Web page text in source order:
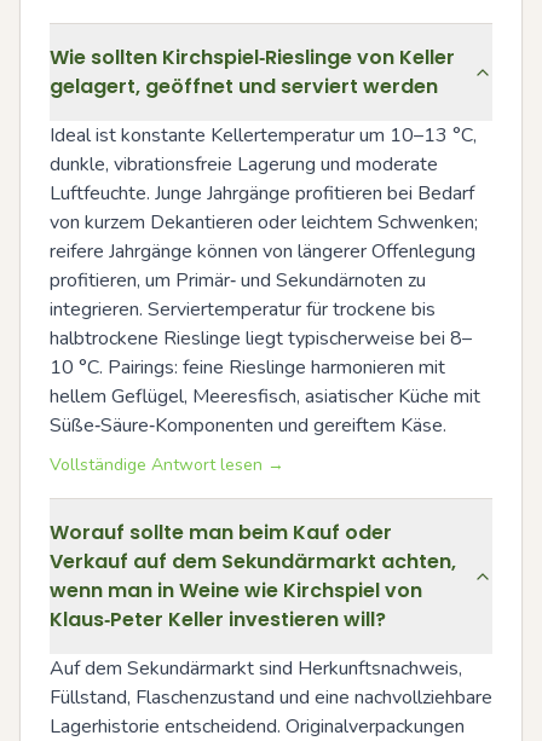
Wie sollten Kirchspiel‑Rieslinge von Keller
gelagert, geöffnet und serviert werden
Ideal ist konstante Kellertemperatur um 10–13 °C,
dunkle, vibrationsfreie Lagerung und moderate
Luftfeuchte. Junge Jahrgänge profitieren bei Bedarf
von kurzem Dekantieren oder leichtem Schwenken;
reifere Jahrgänge können von längerer Offenlegung
profitieren, um Primär‑ und Sekundärnoten zu
integrieren. Serviertemperatur für trockene bis
halbtrockene Rieslinge liegt typischerweise bei 8–
10 °C. Pairings: feine Rieslinge harmonieren mit
hellem Geflügel, Meeresfisch, asiatischer Küche mit
Süße‑Säure‑Komponenten und gereiftem Käse.
Vollständige Antwort lesen →
Worauf sollte man beim Kauf oder
Verkauf auf dem Sekundärmarkt achten,
wenn man in Weine wie Kirchspiel von
Klaus‑Peter Keller investieren will?
Auf dem Sekundärmarkt sind Herkunftsnachweis,
Füllstand, Flaschenzustand und eine nachvollziehbare
Lagerhistorie entscheidend. Originalverpackungen